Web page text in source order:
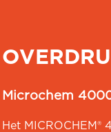
Microchem
Het